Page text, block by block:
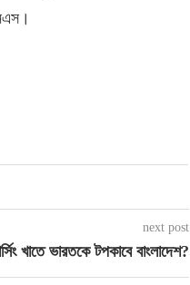
next post
খাতে ভারতকে টপকাবে বাংলাদেশ?